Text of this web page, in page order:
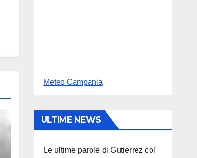
Meteo Campania
ULTIME NEWS
Le ultime parole di Gutierrez col